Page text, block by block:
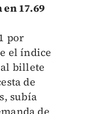
17.69
por
el índice
billete
de
subía